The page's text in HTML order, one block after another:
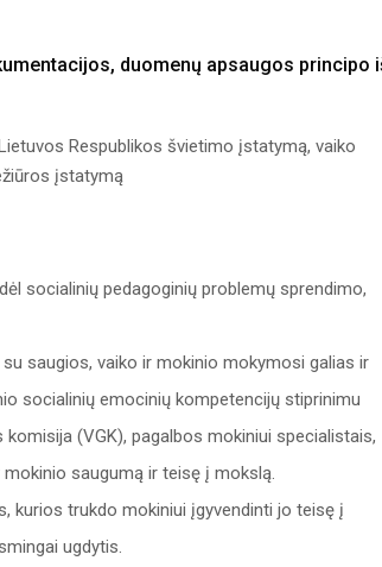
duomenų apsaugos principo
Respublikos švietimo įstatymą, vaiko
įstatymą
socialinių pedagoginių problemų sprendimo,
saugios, vaiko ir mokinio mokymosi galias ir
socialinių emocinių kompetencijų stiprinimu
(VGK), pagalbos mokiniui specialistais,
saugumą ir teisę į mokslą.
kurios trukdo mokiniui įgyvendinti jo teisę į
ugdytis.